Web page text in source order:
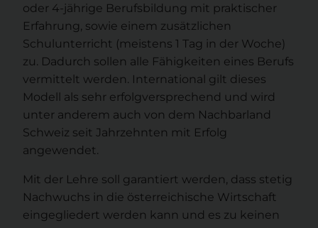
oder 4-jährige Berufsbildung mit praktischer
Erfahrung, sowie einem zusätzlichen
Schulunterricht (meistens 1 Tag in der Woche)
zu. Dadurch sollen alle Fähigkeiten eines Berufs
vermittelt werden. International gilt dieses
Modell als sehr erfolgversprechend und wird
unter anderem auch von dem Nachbarland
Schweiz seit Jahrzehnten mit Erfolg
angewendet.
Mit der Lehre soll garantiert werden, dass stetig
Nachwuchs in die österreichische Wirtschaft
eingegliedert werden kann und es zu keinen